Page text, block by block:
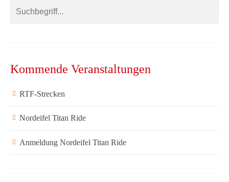
Kommende Veranstaltungen
RTF-Strecken
Nordeifel Titan Ride
Anmeldung Nordeifel Titan Ride